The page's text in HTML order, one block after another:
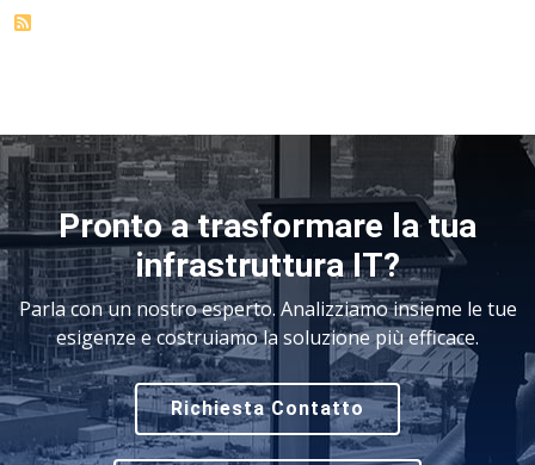
Pronto a trasformare la tua
infrastruttura IT?
Parla con un nostro esperto. Analizziamo insieme le tue
esigenze e costruiamo la soluzione più efficace.
Richiesta Contatto